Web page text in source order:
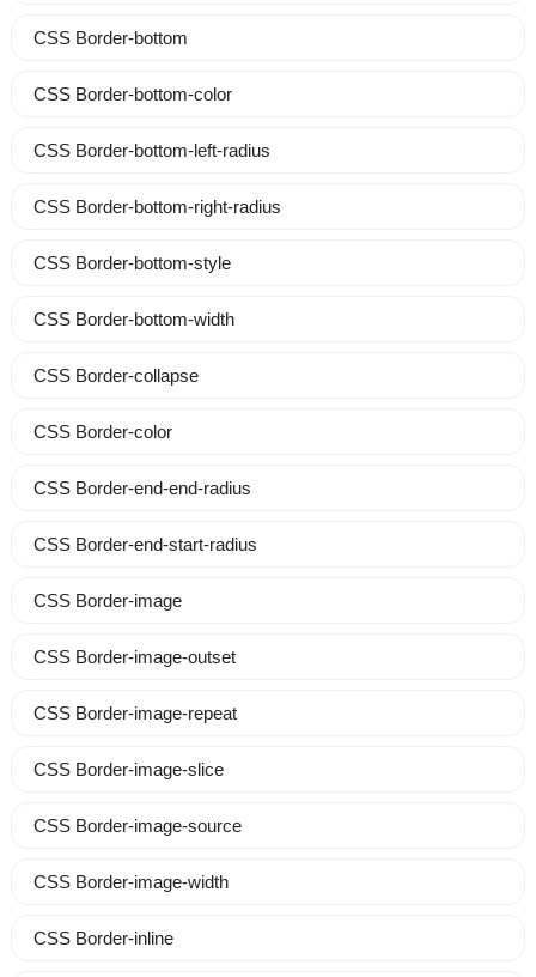
CSS Border-bottom
CSS Border-bottom-color
CSS Border-bottom-left-radius
CSS Border-bottom-right-radius
CSS Border-bottom-style
CSS Border-bottom-width
CSS Border-collapse
CSS Border-color
CSS Border-end-end-radius
CSS Border-end-start-radius
CSS Border-image
CSS Border-image-outset
CSS Border-image-repeat
CSS Border-image-slice
CSS Border-image-source
CSS Border-image-width
CSS Border-inline